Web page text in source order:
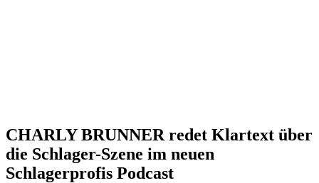
CHARLY BRUNNER redet Klartext über
die Schlager-Szene im neuen
Schlagerprofis Podcast